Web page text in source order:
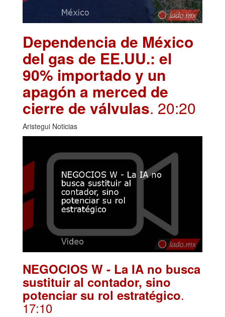
Dependencia de México
del gas de EE.UU.: el
90% importado y un
apagón a merced de
cierre de válvulas. 20:20
Aristegui Noticias
NEGOCIOS W - La IA no busca
sustituir al contador, sino
potenciar su rol estratégico.
17:10